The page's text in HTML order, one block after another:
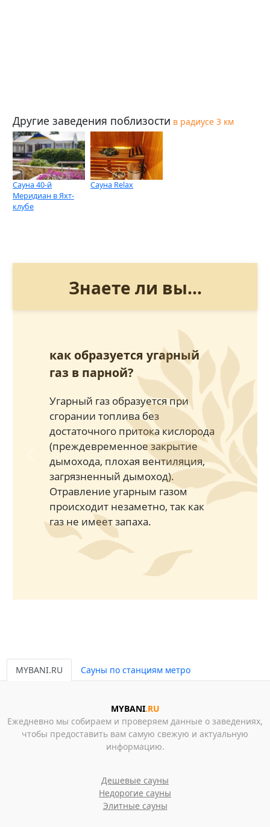
Другие заведения поблизости в радиусе 3 км
Сауна 40-й
Меридиан в Яхт-
клубе
Сауна Relax
Знаете ли вы...
как образуется угарный
газ в парной?
Угарный газ образуется при
сгорании топлива без
достаточного притока кислорода
(преждевременное закрытие
дымохода, плохая вентиляция,
загрязненный дымоход).
Отравление угарным газом
происходит незаметно, так как
газ не имеет запаха.
Previous Next
MYBANI.RU Сауны по станциям метро
MYBANI.RU
Ежедневно мы собираем и проверяем данные о заведениях,
чтобы предоставить вам самую свежую и актуальную
информацию.
Дешевые сауны
Недорогие сауны
Элитные сауны